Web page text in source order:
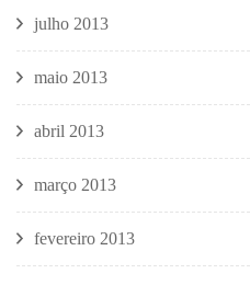
julho 2013
maio 2013
abril 2013
março 2013
fevereiro 2013